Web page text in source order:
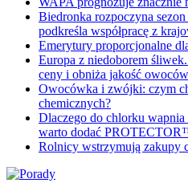
Biedronka rozpoczyna
podkreśla współpracę z
Emerytury proporcjonalne
Europa z niedoborem
ceny i obniża jakość owoców
Owocówka i zwójki: czym
chemicznych?
Dlaczego do chlorku
warto dodać
Rolnicy wstrzymują zakupy